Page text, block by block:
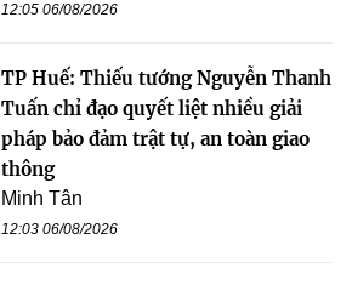
12:05 06/08/2026
TP Huế: Thiếu tướng Nguyễn Thanh
Tuấn chỉ đạo quyết liệt nhiều giải
pháp bảo đảm trật tự, an toàn giao
thông
Minh Tân
12:03 06/08/2026